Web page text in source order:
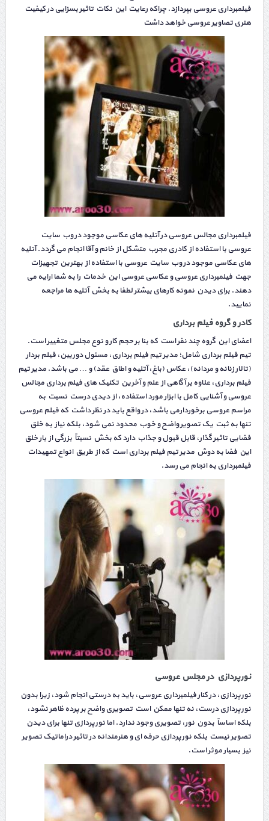
فیلمبرداری عروسی بپردازد. چراکه رعایت این نکات تاثیر بسزایی در کیفیت
هنری تصاویر عروسی خواهد داشت
فیلمبرداری مجالس عروسی در آتلیه های عکاسی موجود در وب سایت
عروسی با استفاده از کادری مجرب متشکل از خانم و آقا انجام می گردد. آتلیه
های عکاسی موجود در وب سایت عروسی با استفاده از بهترین تجهیزات
جهت فیلمبرداری عروسی و عکاسی عروسی این خدمات را به شما ارایه می
دهند. برای دیدن نمونه کارهای بیشتر لطفا به بخش آتلیه ها مراجعه
نمایید.
کادر و گروه فیلم برداری
اعضای این گروه چند نفر است که بنا بر حجم کار و نوع مجلس متغییر است.
تیم فیلم برداری شامل؛ مدیر تیم فیلم برداری، مسئول دوربین، فیلم بردار
(تالار زنانه و مردانه)، عکاس (باغ، آتلیه و اطاق عقد) و … می باشد. مدیر تیم
فیلم برداری، علاوه بر آگاهی از علم و آخرین تکنیک های فیلم برداری مجالس
عروسی و آشنایی کامل با ابزار مورد استفاده، از دیدی درست نسبت به
مراسم عروسی برخوردارمی باشد، در واقع باید در نظر داشت که فیلم عروسی
تنها به ثبت یک تصویر واضح و خوب محدود نمی شود، بلکه نیاز به خلق
فضایی تاثیر گذار، قابل قبول و جذاب دارد که بخش نسبتاً بزرگی از بار خلق
این فضا به دوش مدیر تیم فیلم برداری است که از طریق انواع تمهیدات
فیلمبرداری به انجام می رسد.
نورپردازی در مجلس عروسی
نورپردازی، در کنار فیلمبرداری عروسی، باید به درستی انجام شود، زیرا بدون
نورپردازی درست، نه تنها ممکن است تصویری واضح بر پرده ظاهر نشود،
بلکه اساساً بدون نور، تصویری وجود ندارد. اما نورپردازی تنها برای دیدن
تصویر نیست بلکه نورپردازی حرفه ای و هنرمندانه در تاثیر دراماتیک تصویر
نیز بسیار موثر است.